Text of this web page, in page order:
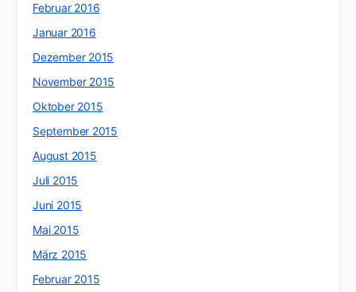
Februar 2016
Januar 2016
Dezember 2015
November 2015
Oktober 2015
September 2015
August 2015
Juli 2015
Juni 2015
Mai 2015
März 2015
Februar 2015